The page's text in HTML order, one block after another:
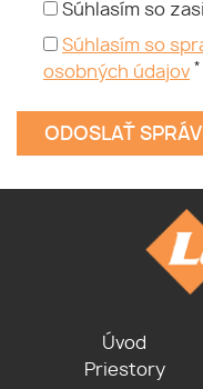
Súhlasím so
Súhlasím so
osobných údajov *
Úvod
Priestory